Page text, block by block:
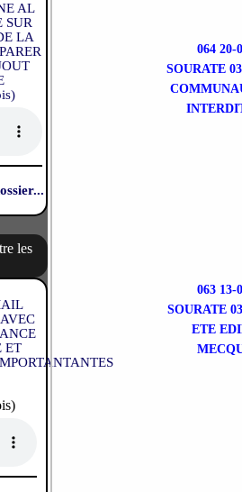
AL
SUR
LA
les
ET
064 20-
SOURATE
063 13-
SOURATE
ETE